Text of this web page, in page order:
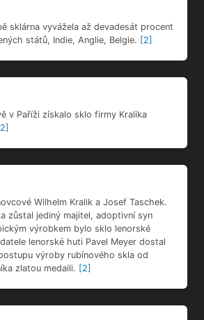
sklárna vyvážela až devadesát procent
států, Indie, Anglie, Belgie. [2]
v Paříži získalo sklo firmy Kralika
Wilhelm Kralik a Josef Taschek.
zůstal jediný majitel, adoptivní syn
výrobkem bylo sklo lenorské
lenorské huti Pavel Meyer dostal
výroby rubínového skla od
zlatou medaili. [2]